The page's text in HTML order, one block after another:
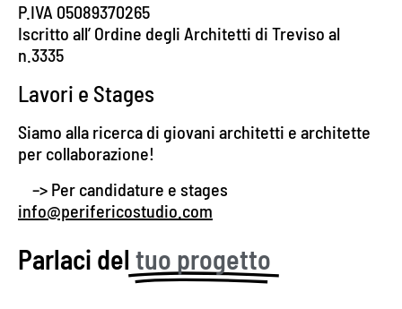
P.IVA 05089370265
Iscritto all’ Ordine degli Architetti di Treviso al
n.3335
Lavori e Stages
Siamo alla ricerca di giovani architetti e architette
per collaborazione!
–> Per candidature e stages
info@perifericostudio.com
Parlaci del tuo progetto